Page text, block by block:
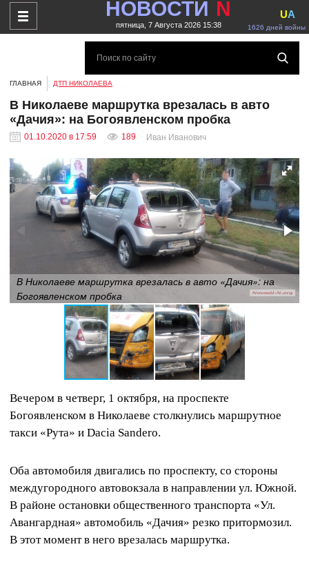
НОВОСТИ N
пятница, 7 Августа 2026 15:38 1626 дней войны
UA
ГЛАВНАЯ ДТП НИКОЛАЕВА
В Николаеве маршрутка врезалась в авто
«Дачия»: на Богоявленском пробка
01.10.2020 в 17:59 189 Иван Иванович
В Николаеве маршрутка врезалась в авто «Дачия»: на
Богоявленском пробка
Вечером в четверг, 1 октября, на проспекте
Богоявленском в Николаеве столкнулись маршрутное
такси «Рута» и Dacia Sandero.
Оба автомобиля двигались по проспекту, со стороны
междугородного автовокзала в направлении ул. Южной.
В районе остановки общественного транспорта «Ул.
Авангардная» автомобиль «Дачия» резко притормозил.
В этот момент в него врезалась маршрутка.